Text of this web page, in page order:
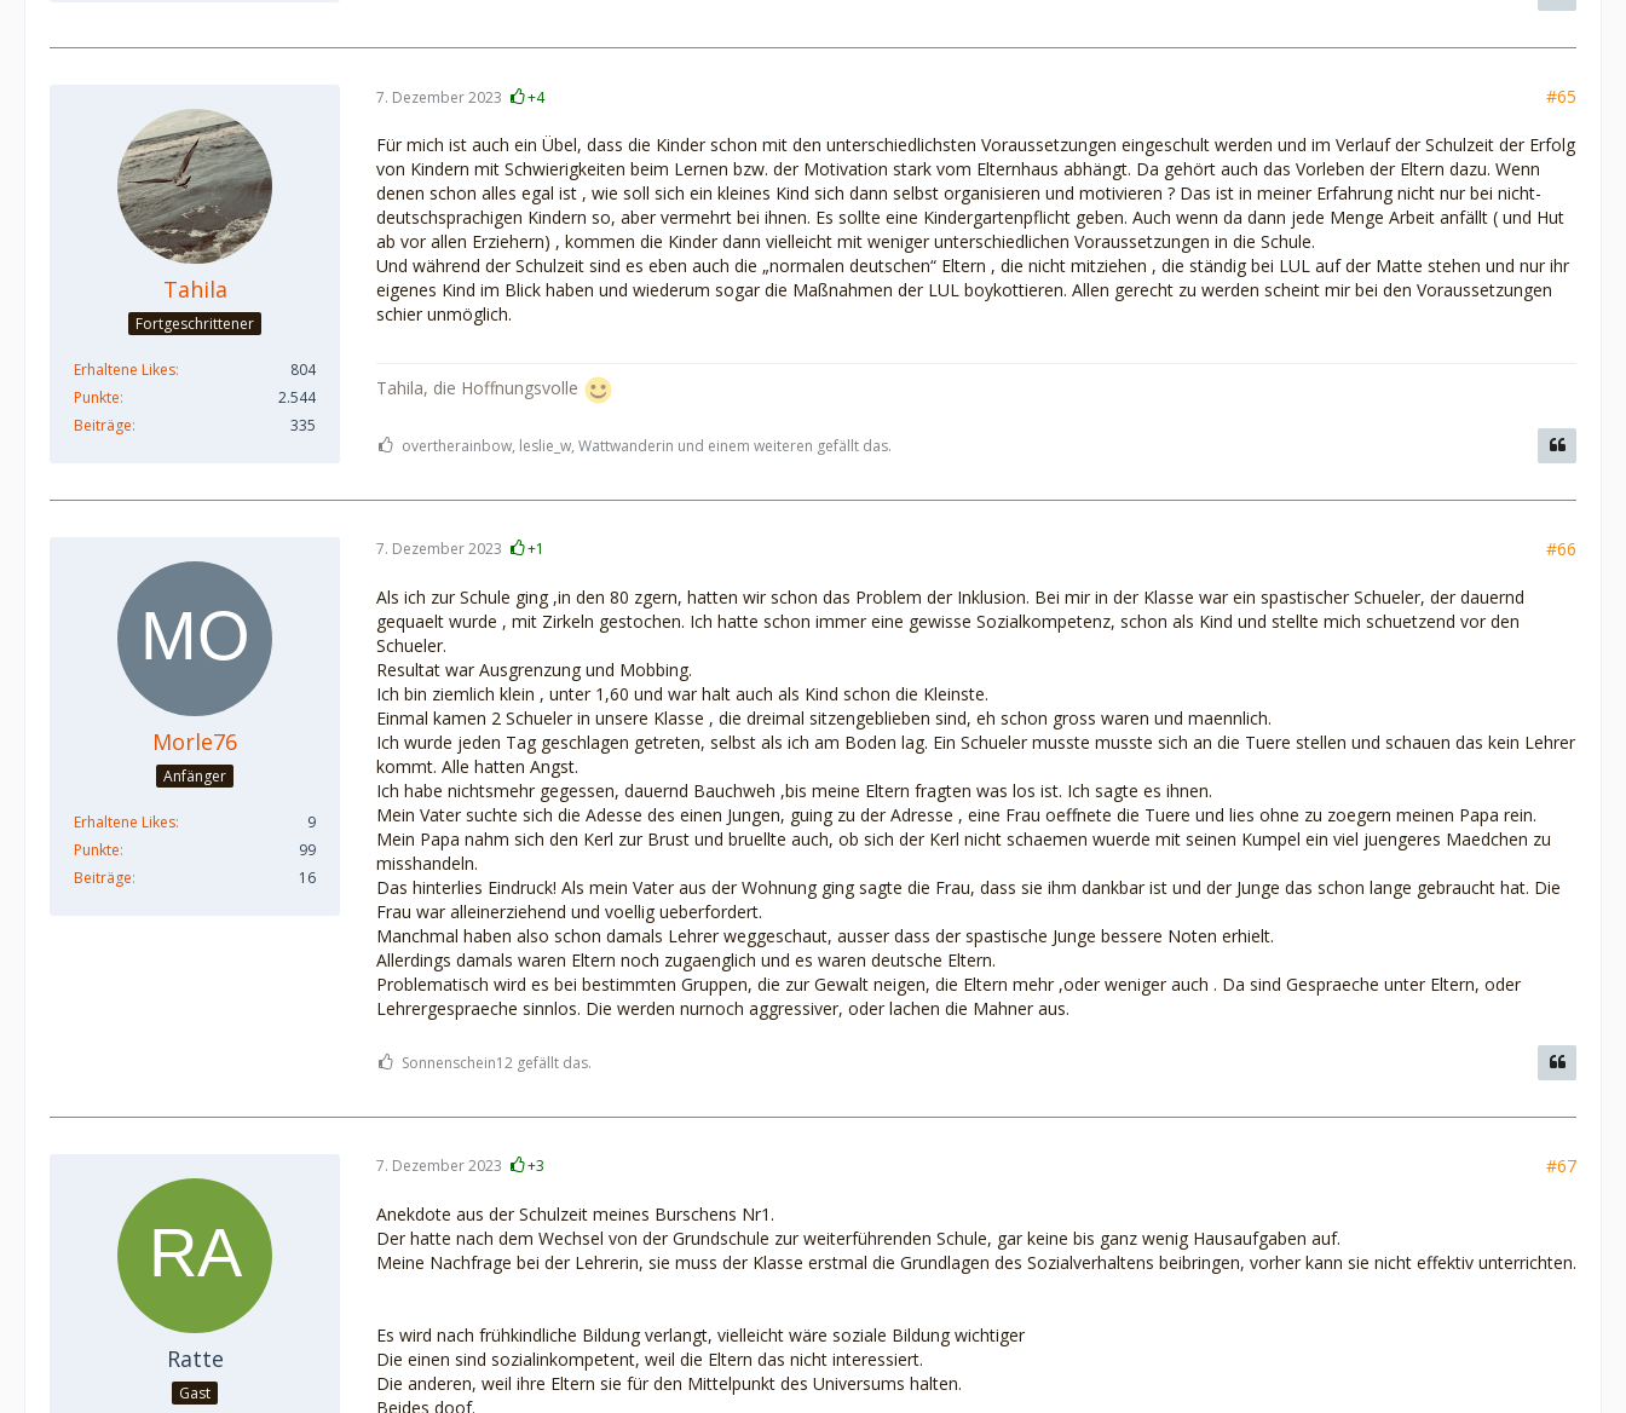
Tahila
Fortgeschrittener
Erhaltene Likes
804
Punkte
2.544
Beiträge
335
7. Dezember 2023 +4 #65
Für mich ist auch ein Übel, dass die Kinder schon mit den unterschiedlichsten Voraussetzungen eingeschult werden und im Verlauf der Schulzeit der Erfolg
von Kindern mit Schwierigkeiten beim Lernen bzw. der Motivation stark vom Elternhaus abhängt. Da gehört auch das Vorleben der Eltern dazu. Wenn
denen schon alles egal ist , wie soll sich ein kleines Kind sich dann selbst organisieren und motivieren ? Das ist in meiner Erfahrung nicht nur bei nicht-
deutschsprachigen Kindern so, aber vermehrt bei ihnen. Es sollte eine Kindergartenpflicht geben. Auch wenn da dann jede Menge Arbeit anfällt ( und Hut
ab vor allen Erziehern) , kommen die Kinder dann vielleicht mit weniger unterschiedlichen Voraussetzungen in die Schule.
Und während der Schulzeit sind es eben auch die „normalen deutschen“ Eltern , die nicht mitziehen , die ständig bei LUL auf der Matte stehen und nur ihr
eigenes Kind im Blick haben und wiederum sogar die Maßnahmen der LUL boykottieren. Allen gerecht zu werden scheint mir bei den Voraussetzungen
schier unmöglich.
Tahila, die Hoffnungsvolle
overtherainbow, leslie_w, Wattwanderin und einem weiteren gefällt das.
Morle76
Anfänger
Erhaltene Likes
9
Punkte
99
Beiträge
16
7. Dezember 2023 +1 #66
Als ich zur Schule ging ,in den 80 zgern, hatten wir schon das Problem der Inklusion. Bei mir in der Klasse war ein spastischer Schueler, der dauernd
gequaelt wurde , mit Zirkeln gestochen. Ich hatte schon immer eine gewisse Sozialkompetenz, schon als Kind und stellte mich schuetzend vor den
Schueler.
Resultat war Ausgrenzung und Mobbing.
Ich bin ziemlich klein , unter 1,60 und war halt auch als Kind schon die Kleinste.
Einmal kamen 2 Schueler in unsere Klasse , die dreimal sitzengeblieben sind, eh schon gross waren und maennlich.
Ich wurde jeden Tag geschlagen getreten, selbst als ich am Boden lag. Ein Schueler musste musste sich an die Tuere stellen und schauen das kein Lehrer
kommt. Alle hatten Angst.
Ich habe nichtsmehr gegessen, dauernd Bauchweh ,bis meine Eltern fragten was los ist. Ich sagte es ihnen.
Mein Vater suchte sich die Adesse des einen Jungen, guing zu der Adresse , eine Frau oeffnete die Tuere und lies ohne zu zoegern meinen Papa rein.
Mein Papa nahm sich den Kerl zur Brust und bruellte auch, ob sich der Kerl nicht schaemen wuerde mit seinen Kumpel ein viel juengeres Maedchen zu
misshandeln.
Das hinterlies Eindruck! Als mein Vater aus der Wohnung ging sagte die Frau, dass sie ihm dankbar ist und der Junge das schon lange gebraucht hat. Die
Frau war alleinerziehend und voellig ueberfordert.
Manchmal haben also schon damals Lehrer weggeschaut, ausser dass der spastische Junge bessere Noten erhielt.
Allerdings damals waren Eltern noch zugaenglich und es waren deutsche Eltern.
Problematisch wird es bei bestimmten Gruppen, die zur Gewalt neigen, die Eltern mehr ,oder weniger auch . Da sind Gespraeche unter Eltern, oder
Lehrergespraeche sinnlos. Die werden nurnoch aggressiver, oder lachen die Mahner aus.
Sonnenschein12 gefällt das.
Ratte
Gast
7. Dezember 2023 +3 #67
Anekdote aus der Schulzeit meines Burschens Nr1.
Der hatte nach dem Wechsel von der Grundschule zur weiterführenden Schule, gar keine bis ganz wenig Hausaufgaben auf.
Meine Nachfrage bei der Lehrerin, sie muss der Klasse erstmal die Grundlagen des Sozialverhaltens beibringen, vorher kann sie nicht effektiv unterrichten.
Es wird nach frühkindliche Bildung verlangt, vielleicht wäre soziale Bildung wichtiger
Die einen sind sozialinkompetent, weil die Eltern das nicht interessiert.
Die anderen, weil ihre Eltern sie für den Mittelpunkt des Universums halten.
Beides doof.